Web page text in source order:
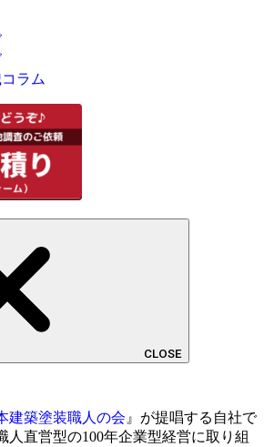
ラム
CLOSE
建築塗装職人の会 』が提唱する自社で
人直営型の100年企業型経営に取り組